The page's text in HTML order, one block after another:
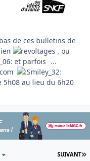
de ces bulletins de
, ou
et parfois ...
5h08 au lieu du 6h20
SUIVANT